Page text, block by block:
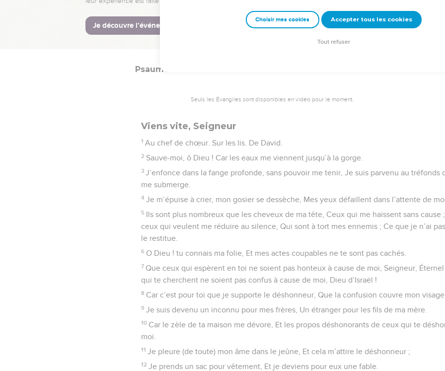
pouvoir. Béni (soit) Dieu !
© Société biblique française – Bibli’O, 1978, avec autorisation. Pour vous procurer une Bible imprimée, rendez-
Psaumes
Seuls les Évangiles sont disponibles en vidéo pour le moment.
Viens vite, Seigneur
1 Au chef de chœur. Sur les lis. De David.
2 Sauve-moi, ô Dieu ! Car les eaux me viennent jusqu’à la gorge.
3 J’enfonce dans la fange profonde, sans pouvoir me tenir, Je suis parvenu au tréfonds
me submerge.
4 Je m’épuise à crier, mon gosier se dessèche, Mes yeux défaillent dans l’attente de
5 Ils sont plus nombreux que les cheveux de ma tête, Ceux qui me haïssent sans cause
ceux qui veulent me réduire au silence, Qui sont à tort mes ennemis ; Ce que je n’ai
le restitue.
6 O Dieu ! tu connais ma folie, Et mes actes coupables ne te sont pas cachés.
7 Que ceux qui espèrent en toi ne soient pas honteux à cause de moi, Seigneur,
qui te cherchent ne soient pas confus à cause de moi, Dieu d’Israël !
8 Car c’est pour toi que je supporte le déshonneur, Que la confusion couvre mon visage
9 Je suis devenu un inconnu pour mes frères, Un étranger pour les fils de ma mère.
10 Car le zèle de ta maison me dévore, Et les propos déshonorants de ceux qui te
moi.
11 Je pleure (de toute) mon âme dans le jeûne, Et cela m’attire le déshonneur ;
12 Je prends un sac pour vêtement, Et je deviens pour eux une fable.
Choisir mes cookies Accepter tous les cookies
Tout refuser